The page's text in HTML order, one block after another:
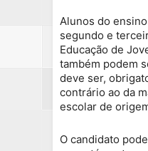
Alunos do
segundo e
Educação de
também podem
deve ser,
contrário ao da
escolar de
O candidato